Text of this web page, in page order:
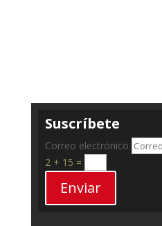
Suscríbete
Correo electrónico
2 + 15 =
Enviar